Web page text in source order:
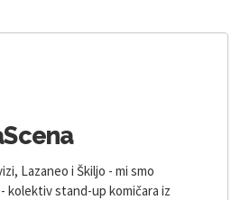
Lazaneo i Škiljo - mi smo
kolektiv stand-up komičara iz